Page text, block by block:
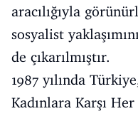
aracılığıyla
sosyalist
de çıkarılmıştır.
1987 yılında
Kadınlara Karşı